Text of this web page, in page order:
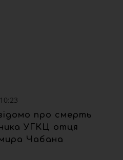
про смерть
УГКЦ отця
Чабана